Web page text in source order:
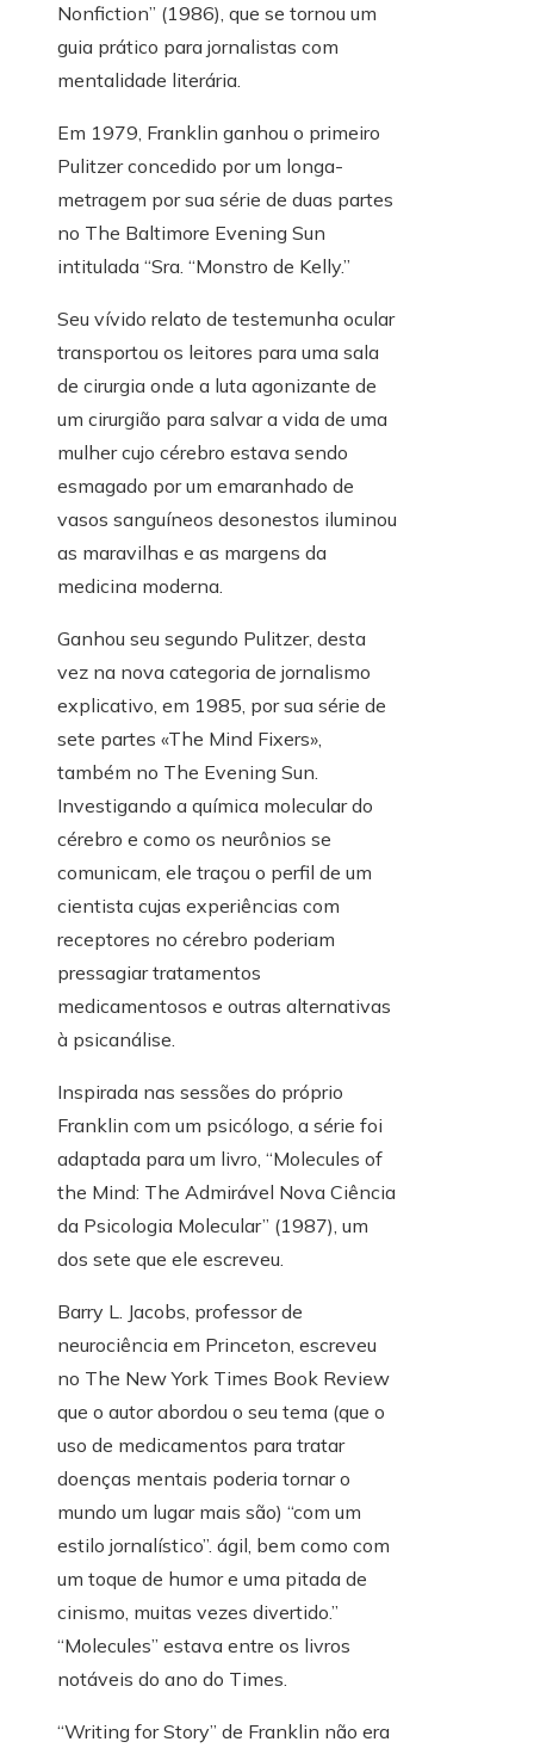
Nonfiction” (1986), que se tornou um
guia prático para jornalistas com
mentalidade literária.
Em 1979, Franklin ganhou o primeiro
Pulitzer concedido por um longa-
metragem por sua série de duas partes
no The Baltimore Evening Sun
intitulada “Sra. “Monstro de Kelly.”
Seu vívido relato de testemunha ocular
transportou os leitores para uma sala
de cirurgia onde a luta agonizante de
um cirurgião para salvar a vida de uma
mulher cujo cérebro estava sendo
esmagado por um emaranhado de
vasos sanguíneos desonestos iluminou
as maravilhas e as margens da
medicina moderna.
Ganhou seu segundo Pulitzer, desta
vez na nova categoria de jornalismo
explicativo, em 1985, por sua série de
sete partes «The Mind Fixers»,
também no The Evening Sun.
Investigando a química molecular do
cérebro e como os neurônios se
comunicam, ele traçou o perfil de um
cientista cujas experiências com
receptores no cérebro poderiam
pressagiar tratamentos
medicamentosos e outras alternativas
à psicanálise.
Inspirada nas sessões do próprio
Franklin com um psicólogo, a série foi
adaptada para um livro, “Molecules of
the Mind: The Admirável Nova Ciência
da Psicologia Molecular” (1987), um
dos sete que ele escreveu.
Barry L. Jacobs, professor de
neurociência em Princeton, escreveu
no The New York Times Book Review
que o autor abordou o seu tema (que o
uso de medicamentos para tratar
doenças mentais poderia tornar o
mundo um lugar mais são) “com um
estilo jornalístico”. ágil, bem como com
um toque de humor e uma pitada de
cinismo, muitas vezes divertido.”
“Molecules” estava entre os livros
notáveis ​​do ano do Times.
“Writing for Story” de Franklin não era